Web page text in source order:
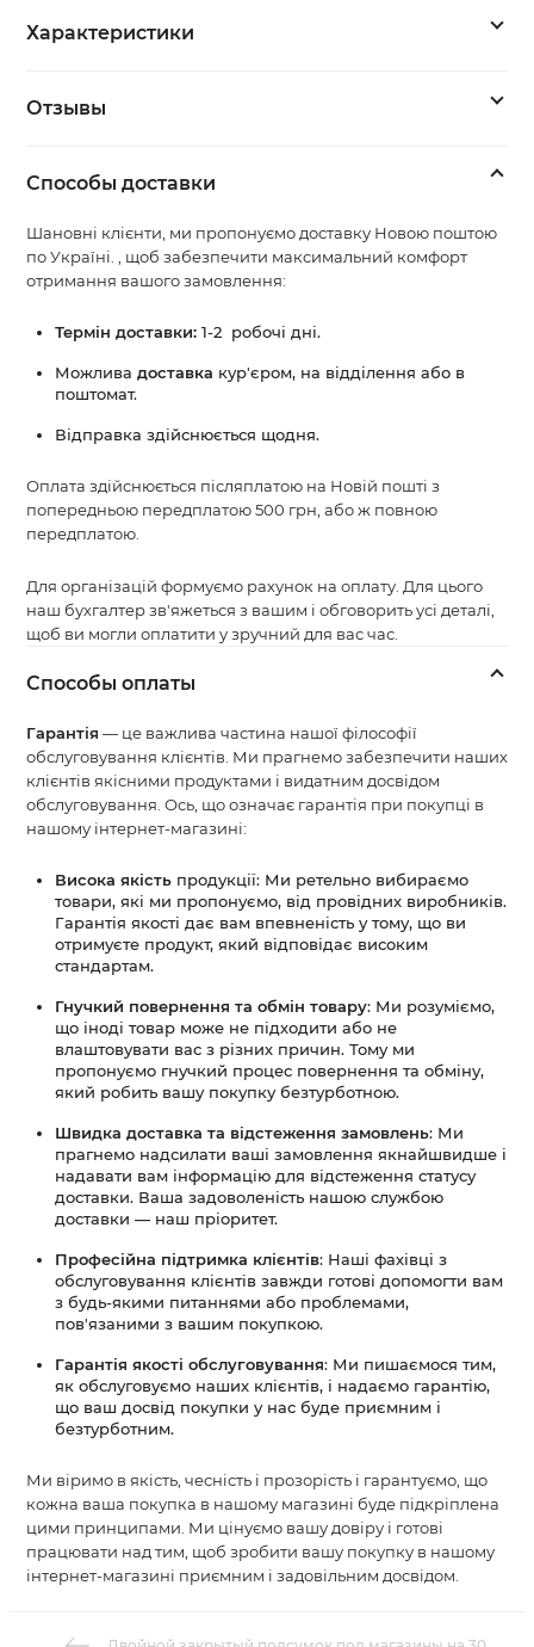
Характеристики
Отзывы
Способы доставки
Шановні клієнти, ми пропонуємо доставку Новою поштою
по Україні. , щоб забезпечити максимальний комфорт
отримання вашого замовлення:
Термін доставки: 1-2 робочі дні.
Можлива доставка кур'єром, на відділення або в
поштомат.
Відправка здійснюється щодня.
Оплата здійснюється післяплатою на Новій пошті з
попередньою передплатою 500 грн, або ж повною
передплатою.
Для організацій формуємо рахунок на оплату. Для цього
наш бухгалтер зв'яжеться з вашим і обговорить усі деталі,
щоб ви могли оплатити у зручний для вас час.
Способы оплаты
Гарантія — це важлива частина нашої філософії
обслуговування клієнтів. Ми прагнемо забезпечити наших
клієнтів якісними продуктами і видатним досвідом
обслуговування. Ось, що означає гарантія при покупці в
нашому інтернет-магазині:
Висока якість продукції: Ми ретельно вибираємо
товари, які ми пропонуємо, від провідних виробників.
Гарантія якості дає вам впевненість у тому, що ви
отримуєте продукт, який відповідає високим
стандартам.
Гнучкий повернення та обмін товару: Ми розуміємо,
що іноді товар може не підходити або не
влаштовувати вас з різних причин. Тому ми
пропонуємо гнучкий процес повернення та обміну,
який робить вашу покупку безтурботною.
Швидка доставка та відстеження замовлень: Ми
прагнемо надсилати ваші замовлення якнайшвидше і
надавати вам інформацію для відстеження статусу
доставки. Ваша задоволеність нашою службою
доставки — наш пріоритет.
Професійна підтримка клієнтів: Наші фахівці з
обслуговування клієнтів завжди готові допомогти вам
з будь-якими питаннями або проблемами,
пов'язаними з вашим покупкою.
Гарантія якості обслуговування: Ми пишаємося тим,
як обслуговуємо наших клієнтів, і надаємо гарантію,
що ваш досвід покупки у нас буде приємним і
безтурботним.
Ми віримо в якість, чесність і прозорість і гарантуємо, що
кожна ваша покупка в нашому магазині буде підкріплена
цими принципами. Ми цінуємо вашу довіру і готові
працювати над тим, щоб зробити вашу покупку в нашому
інтернет-магазині приємним і задовільним досвідом.